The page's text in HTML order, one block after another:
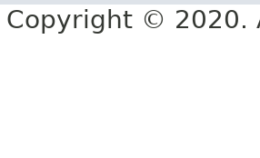
Copyright © 2020.